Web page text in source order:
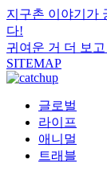
지구촌 이야기가
다!
귀여운 거 더 보
SITEMAP
글로벌
라이프
애니멀
트래블